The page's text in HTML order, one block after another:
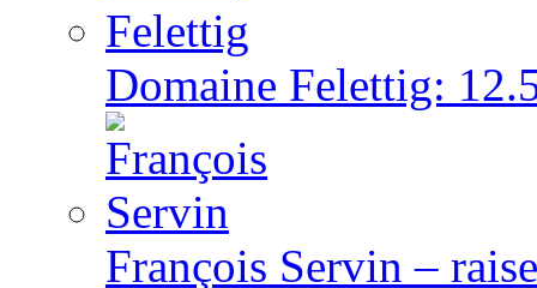
Domaine Felettig:
François Servin –